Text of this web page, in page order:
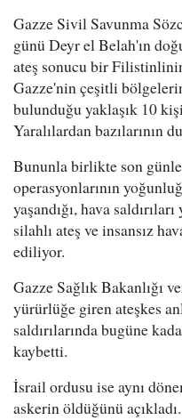
Gazze Sivil Savunma
günü Deyr el Belah'ın
ateş sonucu bir
Gazze'nin çeşitli
bulunduğu yaklaşık 10
Yaralılardan bazılarının
Bununla birlikte son
operasyonlarının
yaşandığı, hava
silahlı ateş ve insansız
ediliyor.
Gazze Sağlık Bakanlığı
yürürlüğe giren ateşkes
saldırılarında bugüne
kaybetti.
İsrail ordusu ise aynı
askerin öldüğünü açıkladı.